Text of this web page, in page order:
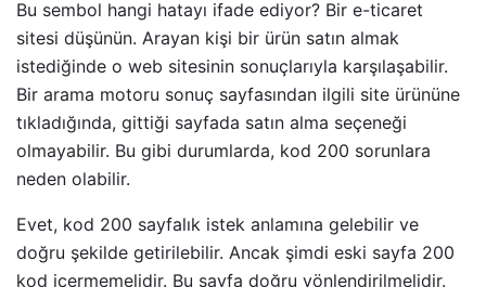
Bu sembol hangi hatayı ifade ediyor? Bir e-ticaret
sitesi düşünün. Arayan kişi bir ürün satın almak
istediğinde o web sitesinin sonuçlarıyla karşılaşabilir.
Bir arama motoru sonuç sayfasından ilgili site ürününe
tıkladığında, gittiği sayfada satın alma seçeneği
olmayabilir. Bu gibi durumlarda, kod 200 sorunlara
neden olabilir.
Evet, kod 200 sayfalık istek anlamına gelebilir ve
doğru şekilde getirilebilir. Ancak şimdi eski sayfa 200
kod içermemelidir. Bu sayfa doğru yönlendirilmelidir.